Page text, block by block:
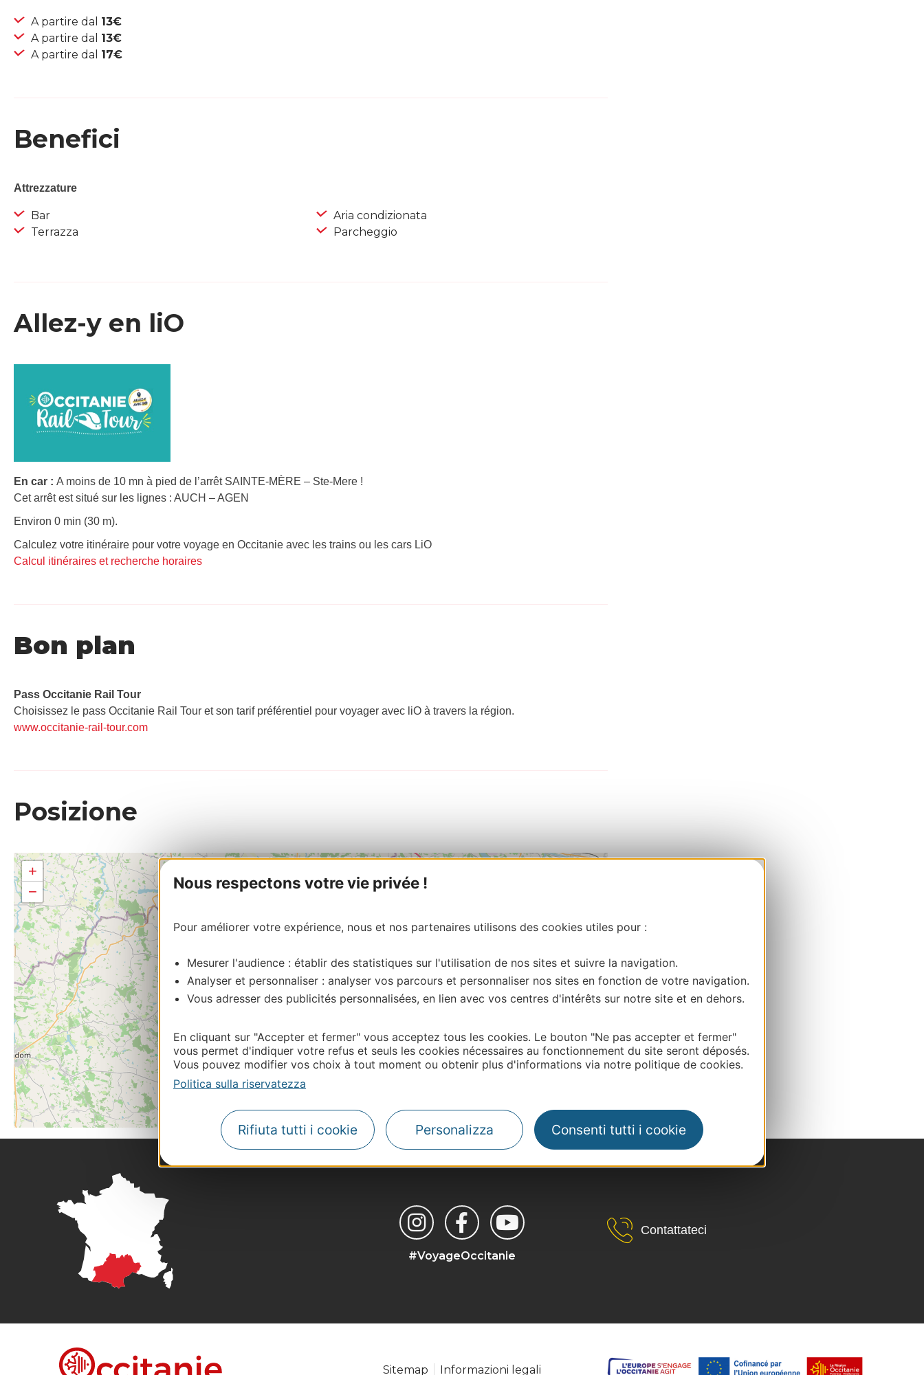
Nous respectons votre vie privée !
Pour améliorer votre expérience, nous et nos partenaires utilisons des cookies utiles pour :
Mesurer l'audience : établir des statistiques sur l'utilisation de nos sites et suivre la navigation.
Analyser et personnaliser : analyser vos parcours et personnaliser nos sites en fonction de votre navigation.
Vous adresser des publicités personnalisées, en lien avec vos centres d'intérêts sur notre site et en dehors.
En cliquant sur "Accepter et fermer" vous acceptez tous les cookies. Le bouton "Ne pas accepter et fermer"
vous permet d'indiquer votre refus et seuls les cookies nécessaires au fonctionnement du site seront déposés.
Vous pouvez modifier vos choix à tout moment ou obtenir plus d'informations via notre politique de cookies.
Politica sulla riservatezza
Rifiuta tutti i cookie Personalizza Consenti tutti i cookie
A partire dal 13€
A partire dal 13€
A partire dal 17€
Benefici
Attrezzature
Bar
Terrazza
Aria condizionata
Parcheggio
Allez-y en liO
En car : A moins de 10 mn à pied de l’arrêt SAINTE-MÈRE – Ste-Mere !
Cet arrêt est situé sur les lignes : AUCH – AGEN
Environ 0 min (30 m).
Calculez votre itinéraire pour votre voyage en Occitanie avec les trains ou les cars LiO
Calcul itinéraires et recherche horaires
Bon plan
Pass Occitanie Rail Tour​
Choisissez le pass Occitanie Rail Tour et son tarif préférentiel pour voyager avec liO à travers la région.
www.occitanie-rail-tour.com
Posizione
+
−
OpenStreetMap contributors
#VoyageOccitanie
Contattateci
Sitemap Informazioni legali